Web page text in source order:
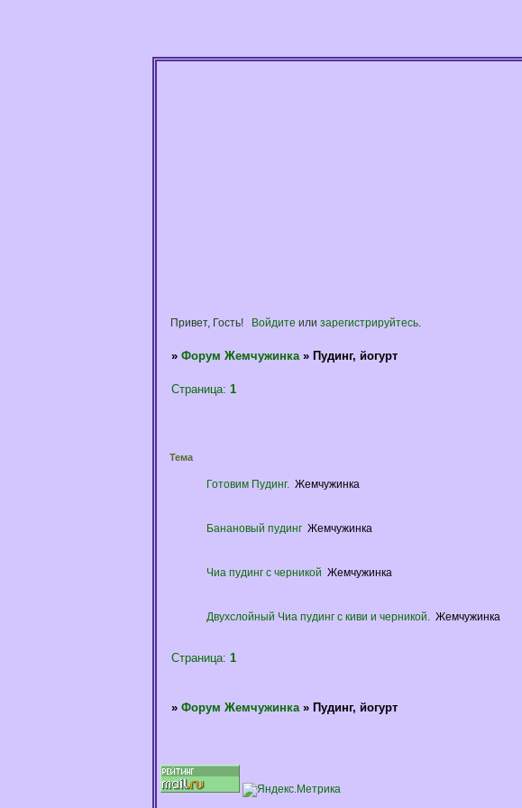
Привет, Гость! Войдите илизарегистрируйтесь
»Форум Жемчужинка » Пудинг, йогурт
Страница:1
Тема
Готовим Пудинг. Жемчужинка
Банановый пудинг Жемчужинка
Чиа пудинг с черникой Жемчужинка
Двухслойный Чиа пудинг с киви и черникой. Жемчужинка
Страница:1
»Форум Жемчужинка » Пудинг, йогурт